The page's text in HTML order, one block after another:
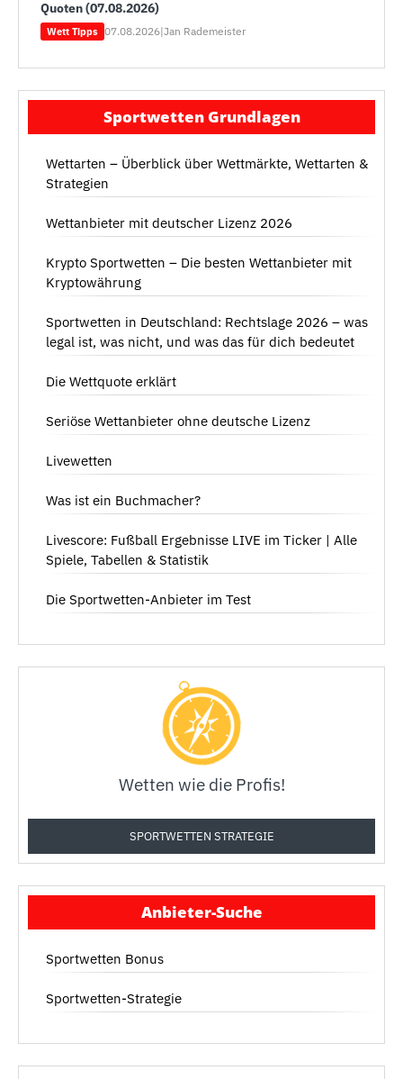
Quoten (07.08.2026)
Wett Tipps 07.08.2026|Jan Rademeister
Sportwetten Grundlagen
Wettarten – Überblick über Wettmärkte, Wettarten &
Strategien
Wettanbieter mit deutscher Lizenz 2026
Krypto Sportwetten – Die besten Wettanbieter mit
Kryptowährung
Sportwetten in Deutschland: Rechtslage 2026 – was
legal ist, was nicht, und was das für dich bedeutet
Die Wettquote erklärt
Seriöse Wettanbieter ohne deutsche Lizenz
Livewetten
Was ist ein Buchmacher?
Livescore: Fußball Ergebnisse LIVE im Ticker | Alle
Spiele, Tabellen & Statistik
Die Sportwetten-Anbieter im Test
Wetten wie die Profis!
SPORTWETTEN STRATEGIE
Anbieter-Suche
Sportwetten Bonus
Sportwetten-Strategie